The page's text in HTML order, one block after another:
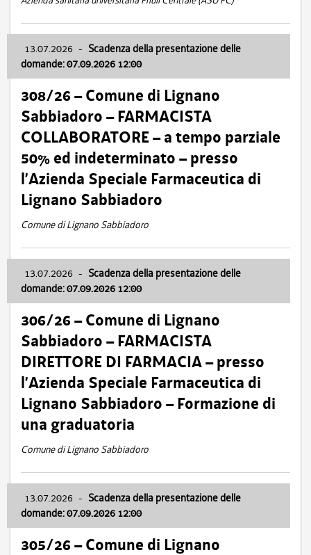
13.07.2026 - Scadenza della presentazione delle
domande: 07.09.2026 12:00
308/26 – Comune di Lignano
Sabbiadoro – FARMACISTA
COLLABORATORE – a tempo parziale
50% ed indeterminato – presso
l’Azienda Speciale Farmaceutica di
Lignano Sabbiadoro
Comune di Lignano Sabbiadoro
13.07.2026 - Scadenza della presentazione delle
domande: 07.09.2026 12:00
306/26 – Comune di Lignano
Sabbiadoro – FARMACISTA
DIRETTORE DI FARMACIA – presso
l’Azienda Speciale Farmaceutica di
Lignano Sabbiadoro – Formazione di
una graduatoria
Comune di Lignano Sabbiadoro
13.07.2026 - Scadenza della presentazione delle
domande: 07.09.2026 12:00
305/26 – Comune di Lignano